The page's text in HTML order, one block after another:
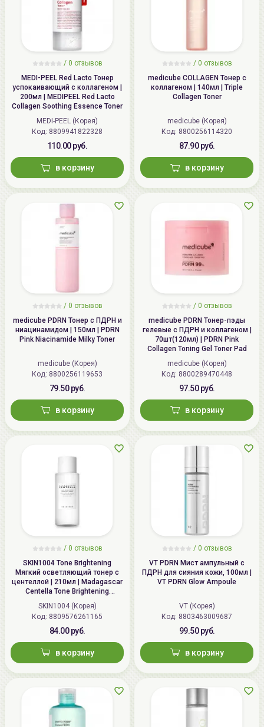
/ 0 отзывов
MEDI-PEEL Red Lacto Тонер
успокаивающий с коллагеном |
200мл | MEDIPEEL Red Lacto
Collagen Soothing Essence Toner
MEDI-PEEL (Корея)
Код: 8809941822328
110.00 руб.
в корзину
/ 0 отзывов
medicube COLLAGEN Тонер с
коллагеном | 140мл | Triple
Collagen Toner
medicube (Корея)
Код: 8800256114320
87.90 руб.
в корзину
/ 0 отзывов
medicube PDRN Тонер с ПДРН и
ниацинамидом | 150мл | PDRN
Pink Niacinamide Milky Toner
medicube (Корея)
Код: 8800256119653
79.50 руб.
в корзину
/ 0 отзывов
medicube PDRN Тонер-пэды
гелевые с ПДРН и коллагеном |
70шт(120мл) | PDRN Pink
Collagen Toning Gel Toner Pad
medicube (Корея)
Код: 8800289470448
97.50 руб.
в корзину
/ 0 отзывов
SKIN1004 Tone Brightening
Мягкий осветляющий тонер с
центеллой | 210мл | Madagascar
Centella Tone Brightening
Boosting Toner
SKIN1004 (Корея)
Код: 8809576261165
84.00 руб.
в корзину
/ 0 отзывов
VT PDRN Мист ампульный с
ПДРН для сияния кожи, 100мл |
VT PDRN Glow Ampoule
VT (Корея)
Код: 8803463009687
99.50 руб.
в корзину